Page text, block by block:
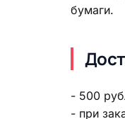
бумаги.
- 500
- при